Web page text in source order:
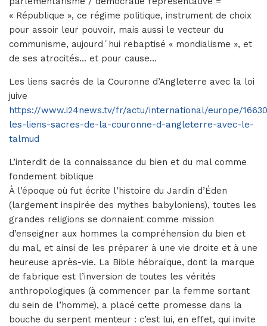
« République », ce régime politique, instrument de choix
pour assoir leur pouvoir, mais aussi le vecteur du
communisme, aujourd´hui rebaptisé « mondialisme », et
de ses atrocités… et pour cause…
Les liens sacrés de la Couronne d’Angleterre avec la loi
juive
https://www.i24news.tv/fr/actu/international/europe/
les-liens-sacres-de-la-couronne-d-angleterre-avec-le-
talmud
L’interdit de la connaissance du bien et du mal comme
fondement biblique
À l’époque où fut écrite l’histoire du Jardin d’Éden
(largement inspirée des mythes babyloniens), toutes les
grandes religions se donnaient comme mission
d’enseigner aux hommes la compréhension du bien et
du mal, et ainsi de les préparer à une vie droite et à une
heureuse après-vie. La Bible hébraïque, dont la marque
de fabrique est l’inversion de toutes les vérités
anthropologiques (à commencer par la femme sortant
du sein de l’homme), a placé cette promesse dans la
bouche du serpent menteur : c’est lui, en effet, qui invite